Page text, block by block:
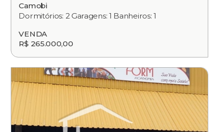
Camobi
Dormitórios: 2 Garagens: 1 Banheiros: 1
VENDA
R$ 265.000,00